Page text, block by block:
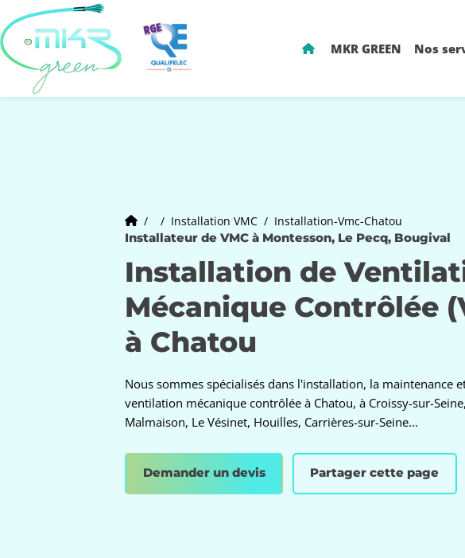
MKR GREEN Nos
Installation VMC Installation-Vmc-Chatou
Installation de
Mécanique Contrôlée
à Chatou
Installateur de VMC à Montesson, Le Pecq, Bougival
Nous sommes spécialisés dans l'installation, la maintenance
ventilation mécanique contrôlée à Chatou, à Croissy-sur-
Malmaison, Le Vésinet, Houilles, Carrières-sur-Seine...
Demander un devis Partager cette page